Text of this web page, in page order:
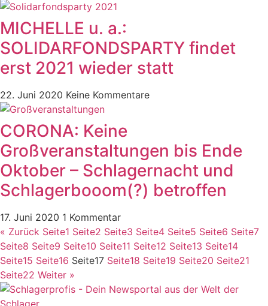
MICHELLE u. a.:
SOLIDARFONDSPARTY findet
erst 2021 wieder statt
22. Juni 2020 Keine Kommentare
CORONA: Keine
Großveranstaltungen bis Ende
Oktober – Schlagernacht und
Schlagerbooom(?) betroffen
17. Juni 2020 1 Kommentar
« Zurück Seite1 Seite2 Seite3 Seite4 Seite5 Seite6 Seite7
Seite8 Seite9 Seite10 Seite11 Seite12 Seite13 Seite14
Seite15 Seite16 Seite17 Seite18 Seite19 Seite20 Seite21
Seite22 Weiter »